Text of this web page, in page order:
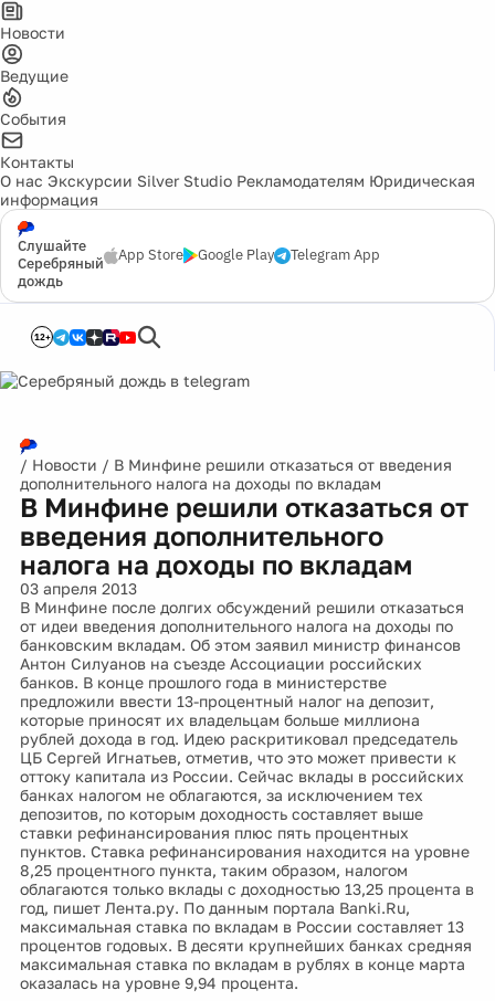
Новости
Ведущие
События
Контакты
О нас Экскурсии Silver Studio Рекламодателям Юридическая
информация
Слушайте
Серебряный
дождь
App Store Google Play Telegram App
12+
/ Новости / В Минфине решили отказаться от введения
дополнительного налога на доходы по вкладам
В Минфине решили отказаться от
введения дополнительного
налога на доходы по вкладам
03 апреля 2013
В Минфине после долгих обсуждений решили отказаться
от идеи введения дополнительного налога на доходы по
банковским вкладам. Об этом заявил министр финансов
Антон Силуанов на съезде Ассоциации российских
банков. В конце прошлого года в министерстве
предложили ввести 13-процентный налог на депозит,
которые приносят их владельцам больше миллиона
рублей дохода в год. Идею раскритиковал председатель
ЦБ Сергей Игнатьев, отметив, что это может привести к
оттоку капитала из России. Сейчас вклады в российских
банках налогом не облагаются, за исключением тех
депозитов, по которым доходность составляет выше
ставки рефинансирования плюс пять процентных
пунктов. Ставка рефинансирования находится на уровне
8,25 процентного пункта, таким образом, налогом
облагаются только вклады с доходностью 13,25 процента в
год, пишет Лента.ру. По данным портала Banki.Ru,
максимальная ставка по вкладам в России составляет 13
процентов годовых. В десяти крупнейших банках средняя
максимальная ставка по вкладам в рублях в конце марта
оказалась на уровне 9,94 процента.